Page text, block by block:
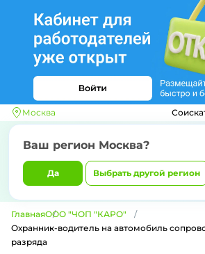
Москва
Ваш регион Москва?
Да Выбрать другой регион
ГлавнаяООО "ЧОП "КАРО"
Охранник-водитель на автомобиль
разряда